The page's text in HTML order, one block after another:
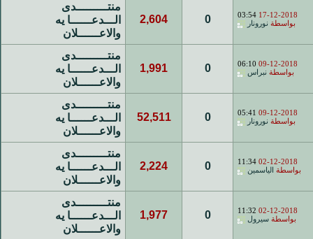
17-12-2018
03:54
بواسطة نورونار 0
2,604
منتـــــــــدى
الـــدعــــــا يه
والاعــــــلان
09-12-2018
06:10
بواسطة نبراس 0
1,991
منتـــــــــدى
الـــدعــــــا يه
والاعــــــلان
09-12-2018
05:41
بواسطة نورونار 0
52,511
منتـــــــــدى
الـــدعــــــا يه
والاعــــــلان
02-12-2018
11:34
بواسطة
الياسمين 0
2,224
منتـــــــــدى
الـــدعــــــا يه
والاعــــــلان
02-12-2018
11:32
بواسطة سيرول 0
1,977
منتـــــــــدى
الـــدعــــــا يه
والاعــــــلان